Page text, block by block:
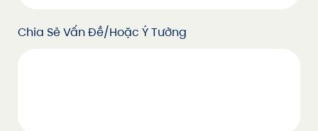
Chia Sẻ Vấn Đề/hoặc Ý Tưởng